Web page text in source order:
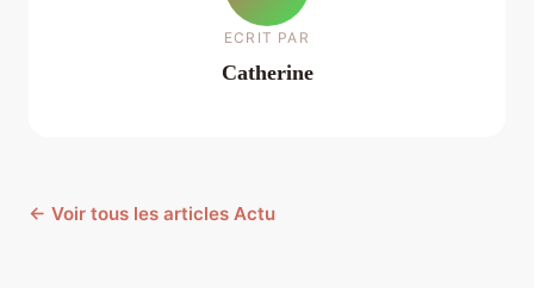
ECRIT PAR
Catherine
← Voir tous les articles Actu